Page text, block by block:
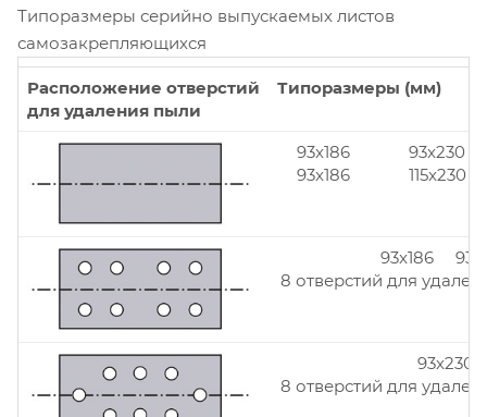
Типоразмеры серийно выпускаемых листов
самозакрепляющихся
Расположение отверстий
для удаления пыли
Типоразмеры (мм)
93x186
93x186
93x230
115x230
93x186
8 отверстий для
93x230
8 отверстий для